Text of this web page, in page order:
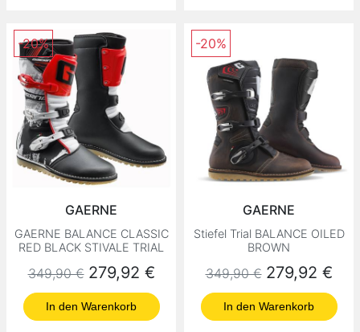
GAERNE
GAERNE BALANCE CLASSIC
RED BLACK STIVALE TRIAL
Normaler Preis
349,90 € Preis
279,92 €
In den Warenkorb
-20%
GAERNE
Stiefel Trial BALANCE OILED
BROWN
Normaler Preis
349,90 € Preis
279,92 €
In den Warenkorb
-20%